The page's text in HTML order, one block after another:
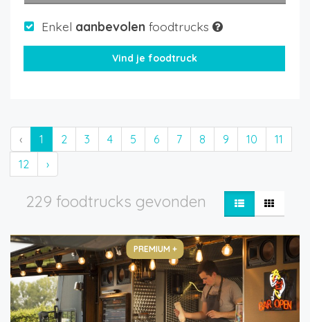
Enkel aanbevolen foodtrucks
‹ 1 2 3 4 5 6 7 8 9 10
11
12
›
229 foodtrucks gevonden
PREMIUM +